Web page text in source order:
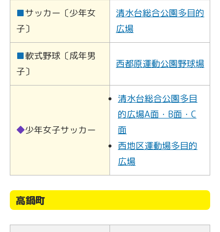
■サッカー〔少年女
子〕
清水台総合公園多目的
広場
■軟式野球〔成年男
子〕
西都原運動公園野球場
◆少年女子サッカー
清水台総合公園多目
的広場A面・B面・C
面
西地区運動場多目的
広場
高鍋町